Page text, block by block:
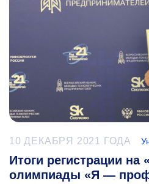
10 ДЕКАБРЯ 2021 ГОДА
Итоги регистрации на
олимпиады «Я —